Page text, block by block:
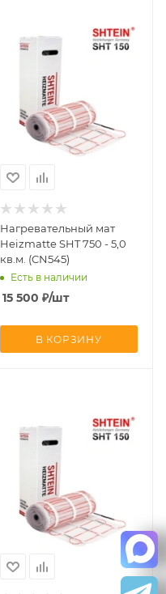
Нагревательный мат
Heizmatte SHT 750 - 5,0
кв.м. (CN545)
Есть в наличии
15 500 ₽/шт
В КОРЗИНУ